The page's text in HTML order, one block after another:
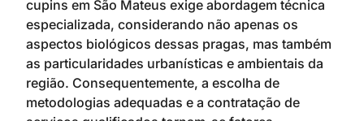
cupins em São Mateus exige abordagem técnica
especializada, considerando não apenas os
aspectos biológicos dessas pragas, mas também
as particularidades urbanísticas e ambientais da
região. Consequentemente, a escolha de
metodologias adequadas e a contratação de